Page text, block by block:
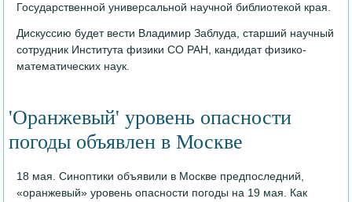
Государственной универсальной научной библиотекой края.
Дискуссию будет вести Владимир Заблуда, старший научный
сотрудник Института физики СО РАН, кандидат физико-
математических наук.
'Оранжевый' уровень опасности
погоды объявлен в Москве
18 мая. Синоптики объявили в Москве предпоследний,
«оранжевый» уровень опасности погоды на 19 мая. Как